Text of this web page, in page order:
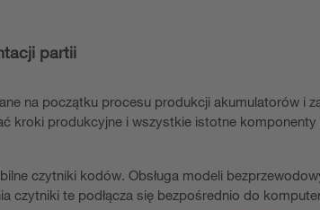
partii
na początku procesu produkcji akumulatorów i
kroki produkcyjne i wszystkie istotne
czytniki kodów. Obsługa modeli
czytniki te podłącza się bezpośrednio do